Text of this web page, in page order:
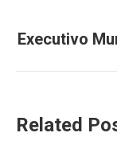
Executivo
Related